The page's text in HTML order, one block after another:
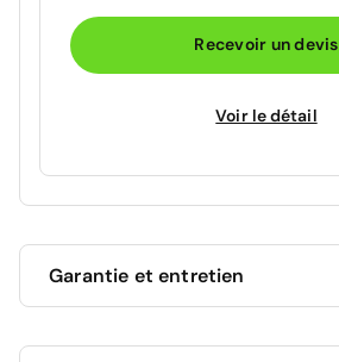
Recevoir un devis
Voir le détail
Garantie et entretien